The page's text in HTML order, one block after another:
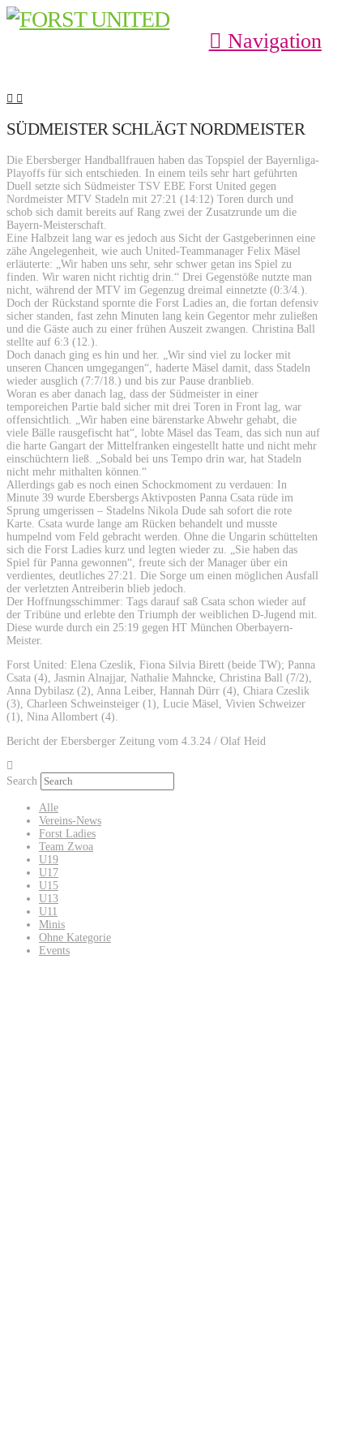
Navigation
SÜDMEISTER SCHLÄGT NORDMEISTER
Die Ebersberger Handballfrauen haben das Topspiel der Bayernliga-
Playoffs für sich entschieden. In einem teils sehr hart geführten
Duell setzte sich Südmeister TSV EBE Forst United gegen
Nordmeister MTV Stadeln mit 27:21 (14:12) Toren durch und
schob sich damit bereits auf Rang zwei der Zusatzrunde um die
Bayern-Meisterschaft.
Eine Halbzeit lang war es jedoch aus Sicht der Gastgeberinnen eine
zähe Angelegenheit, wie auch United-Teammanager Felix Mäsel
erläuterte: „Wir haben uns sehr, sehr schwer getan ins Spiel zu
finden. Wir waren nicht richtig drin.“ Drei Gegenstöße nutzte man
nicht, während der MTV im Gegenzug dreimal einnetzte (0:3/4.).
Doch der Rückstand spornte die Forst Ladies an, die fortan defensiv
sicher standen, fast zehn Minuten lang kein Gegentor mehr zuließen
und die Gäste auch zu einer frühen Auszeit zwangen. Christina Ball
stellte auf 6:3 (12.).
Doch danach ging es hin und her. „Wir sind viel zu locker mit
unseren Chancen umgegangen“, haderte Mäsel damit, dass Stadeln
wieder ausglich (7:7/18.) und bis zur Pause dranblieb.
Woran es aber danach lag, dass der Südmeister in einer
temporeichen Partie bald sicher mit drei Toren in Front lag, war
offensichtlich. „Wir haben eine bärenstarke Abwehr gehabt, die
viele Bälle rausgefischt hat“, lobte Mäsel das Team, das sich nun auf
die harte Gangart der Mittelfranken eingestellt hatte und nicht mehr
einschüchtern ließ. „Sobald bei uns Tempo drin war, hat Stadeln
nicht mehr mithalten können.“
Allerdings gab es noch einen Schockmoment zu verdauen: In
Minute 39 wurde Ebersbergs Aktivposten Panna Csata rüde im
Sprung umgerissen – Stadelns Nikola Dude sah sofort die rote
Karte. Csata wurde lange am Rücken behandelt und musste
humpelnd vom Feld gebracht werden. Ohne die Ungarin schüttelten
sich die Forst Ladies kurz und legten wieder zu. „Sie haben das
Spiel für Panna gewonnen“, freute sich der Manager über ein
verdientes, deutliches 27:21. Die Sorge um einen möglichen Ausfall
der verletzten Antreiberin blieb jedoch.
Der Hoffnungsschimmer: Tags darauf saß Csata schon wieder auf
der Tribüne und erlebte den Triumph der weiblichen D-Jugend mit.
Diese wurde durch ein 25:19 gegen HT München Oberbayern-
Meister.
Forst United: Elena Czeslik, Fiona Silvia Birett (beide TW); Panna
Csata (4), Jasmin Alnajjar, Nathalie Mahncke, Christina Ball (7/2),
Anna Dybilasz (2), Anna Leiber, Hannah Dürr (4), Chiara Czeslik
(3), Charleen Schweinsteiger (1), Lucie Mäsel, Vivien Schweizer
(1), Nina Allombert (4).
Bericht der Ebersberger Zeitung vom 4.3.24 / Olaf Heid
Search
Alle
Vereins-News
Forst Ladies
Team Zwoa
U19
U17
U15
U13
U11
Minis
Ohne Kategorie
Events